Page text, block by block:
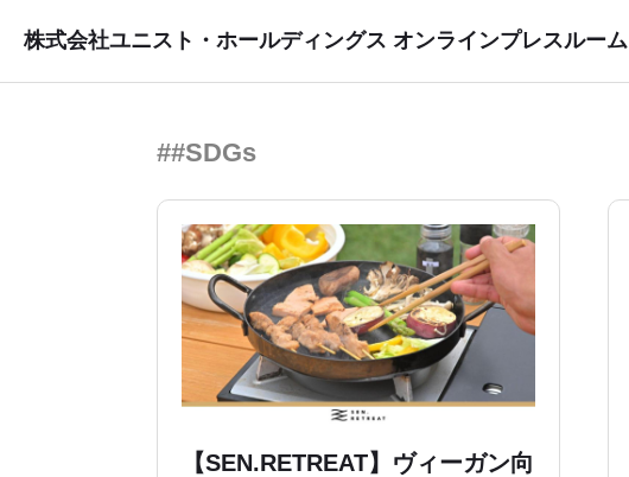
株式会社ユニスト・ホールディングス オンラインプレスルーム
##SDGs
【SEN.RETREAT】ヴィーガン向